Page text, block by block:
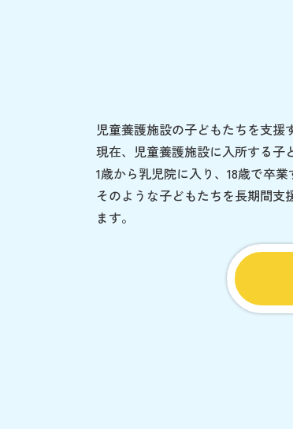
児童養護施設の子どもたちを支援
現在、児童養護施設に入所する子
1歳から乳児院に入り、18歳で卒
そのような子どもたちを長期間
ます。